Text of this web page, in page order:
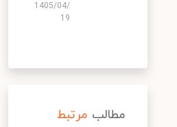
1405/04/
19
مطالب مرتبط